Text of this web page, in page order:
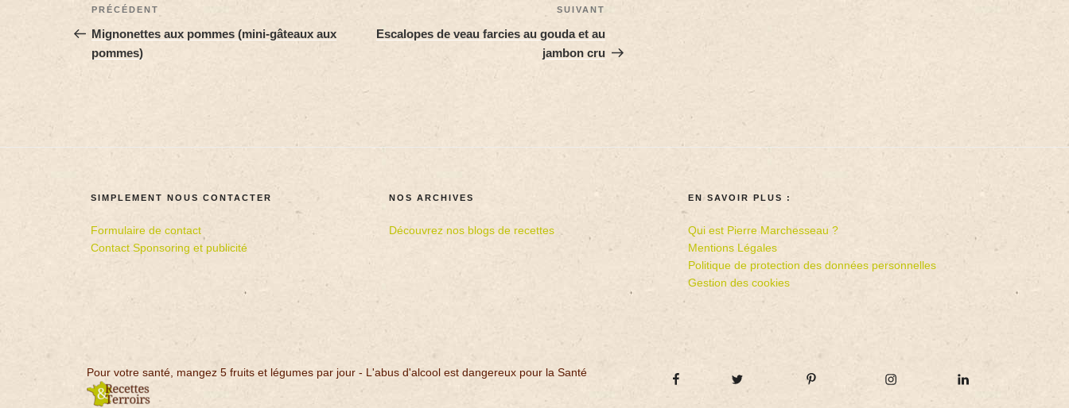
PRÉCÉDENT
Mignonettes aux pommes (mini-gâteaux aux
pommes)
SUIVANT
Escalopes de veau farcies au gouda et au
jambon cru
SIMPLEMENT NOUS CONTACTER
Formulaire de contact
Contact Sponsoring et publicité
NOS ARCHIVES
Découvrez nos blogs de recettes
EN SAVOIR PLUS :
Qui est Pierre Marchesseau ?
Mentions Légales
Politique de protection des données personnelles
Gestion des cookies
Pour votre santé, mangez 5 fruits et légumes par jour - L'abus d'alcool est dangereux pour la Santé